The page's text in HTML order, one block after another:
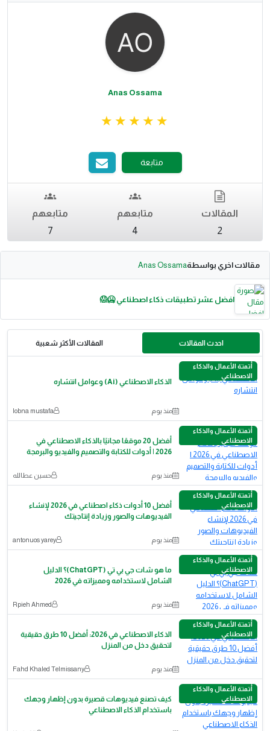
Anas Ossama
متابعة
المقالات
2
متابعهم
4
متابعهم
7
مقالات اخري بواسطةAnas Ossama
افضل عشر تطبيقات ذكاء اصطناعي 🥶😱
احدث المقالات المقالات الأكثر شعبية
أتمتة الأعمال والذكاء
الاصطناعي
الذكاء الاصطناعي (Ai) وعوامل انتشاره
منذ يوم lobna mustafa
أتمتة الأعمال والذكاء
الاصطناعي
أفضل 20 موقعًا مجانيًا بالذكاء الاصطناعي في
2026 | أدوات للكتابة والتصميم والفيديو والبرمجة
منذ يوم حسين عطالله
أتمتة الأعمال والذكاء
الاصطناعي
أفضل 10 أدوات ذكاء اصطناعي في 2026 لإنشاء
الفيديوهات والصور وزيادة إنتاجيتك
منذ يوم antonuos yarey
أتمتة الأعمال والذكاء
الاصطناعي
ما هو شات جي بي تي (ChatGPT)؟ الدليل
الشامل لاستخدامه ومميزاته في 2026
منذ يوم Rpieh Ahmed
أتمتة الأعمال والذكاء
الاصطناعي
الذكاء الاصطناعي في 2026: أفضل 10 طرق حقيقية
لتحقيق دخل من المنزل
منذ يوم Fahd Khaled Telmissany
أتمتة الأعمال والذكاء
الاصطناعي
كيف تصنع فيديوهات قصيرة بدون إظهار وجهك
باستخدام الذكاء الاصطناعي